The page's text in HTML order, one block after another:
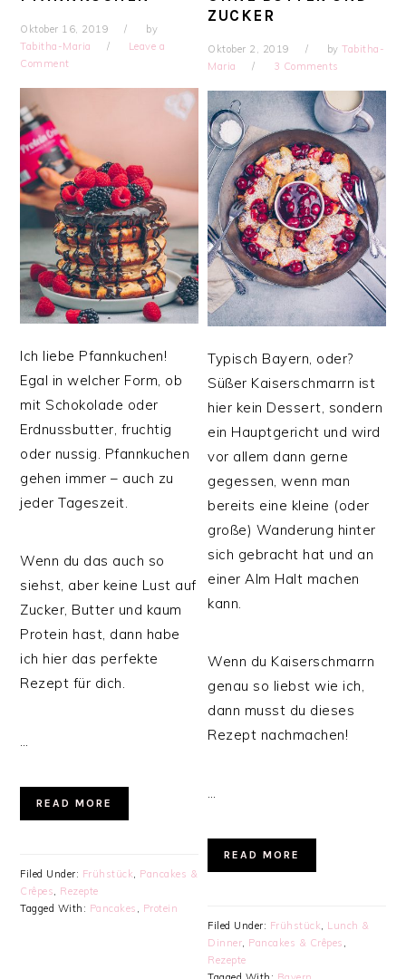
Oktober 16, 2019
by
Tabitha-Maria
Leave a
Comment
Ich liebe Pfannkuchen!
Egal in welcher Form, ob
mit Schokolade oder
Erdnussbutter, fruchtig
oder nussig. Pfannkuchen
gehen immer – auch zu
jeder Tageszeit.
Wenn du das auch so
siehst, aber keine Lust auf
Zucker, Butter und kaum
Protein hast, dann habe
ich hier das perfekte
Rezept für dich.
…
READ MORE
Filed Under: Frühstück, Pancakes &
Crêpes, Rezepte
Tagged With: Pancakes , Protein
ZUCKER
Oktober 2, 2019 byTabitha-
Maria
3 Comments
Typisch Bayern, oder?
Süßer Kaiserschmarrn ist
hier kein Dessert, sondern
ein Hauptgericht und wird
vor allem dann gerne
gegessen, wenn man
bereits eine kleine (oder
große) Wanderung hinter
sich gebracht hat und an
einer Alm Halt machen
kann.
Wenn du Kaiserschmarrn
genau so liebst wie ich,
dann musst du dieses
Rezept nachmachen!
…
READ MORE
Filed Under: Frühstück, Lunch &
Dinner, Pancakes & Crêpes ,
Rezepte